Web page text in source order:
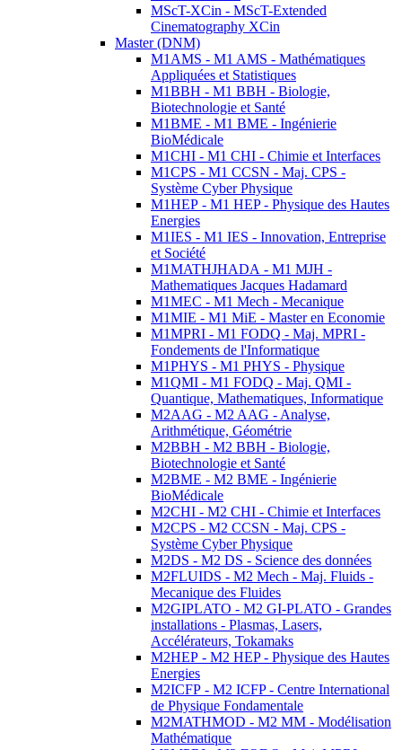
MScT-XCin - MScT-Extended
Cinematography XCin
Master (DNM)
M1AMS - M1 AMS - Mathématiques
Appliquées et Statistiques
M1BBH - M1 BBH - Biologie,
Biotechnologie et Santé
M1BME - M1 BME - Ingénierie
BioMédicale
M1CHI - M1 CHI - Chimie et Interfaces
M1CPS - M1 CCSN - Maj. CPS -
Système Cyber Physique
M1HEP - M1 HEP - Physique des Hautes
Energies
M1IES - M1 IES - Innovation, Entreprise
et Société
M1MATHJHADA - M1 MJH -
Mathematiques Jacques Hadamard
M1MEC - M1 Mech - Mecanique
M1MIE - M1 MiE - Master en Economie
M1MPRI - M1 FODQ - Maj. MPRI -
Fondements de l'Informatique
M1PHYS - M1 PHYS - Physique
M1QMI - M1 FODQ - Maj. QMI -
Quantique, Mathematiques, Informatique
M2AAG - M2 AAG - Analyse,
Arithmétique, Géométrie
M2BBH - M2 BBH - Biologie,
Biotechnologie et Santé
M2BME - M2 BME - Ingénierie
BioMédicale
M2CHI - M2 CHI - Chimie et Interfaces
M2CPS - M2 CCSN - Maj. CPS -
Système Cyber Physique
M2DS - M2 DS - Science des données
M2FLUIDS - M2 Mech - Maj. Fluids -
Mecanique des Fluides
M2GIPLATO - M2 GI-PLATO - Grandes
installations - Plasmas, Lasers,
Accélérateurs, Tokamaks
M2HEP - M2 HEP - Physique des Hautes
Energies
M2ICFP - M2 ICFP - Centre International
de Physique Fondamentale
M2MATHMOD - M2 MM - Modélisation
Mathématique